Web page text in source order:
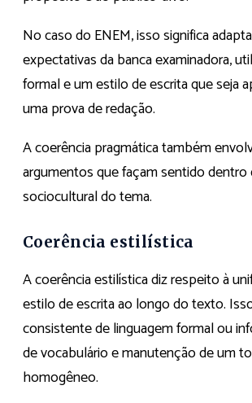
No caso do ENEM, isso significa
expectativas da banca examinadora,
formal e um estilo de escrita que seja
uma prova de redação.
A coerência pragmática também
argumentos que façam sentido
sociocultural do tema.
Coerência estilística
A coerência estilística diz respeito à
estilo de escrita ao longo do texto.
consistente de linguagem formal ou
de vocabulário e manutenção de um
homogêneo.